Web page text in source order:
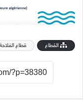
القطاع قطاع الفلاحة